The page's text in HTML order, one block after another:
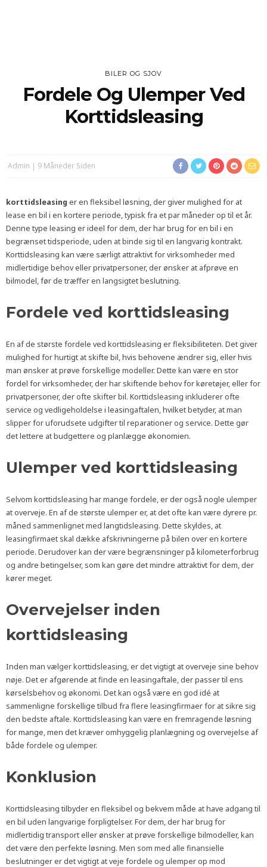
BILER OG SJOV
Fordele Og Ulemper Ved
Korttidsleasing
Admin 9 Måneder Siden
korttidsleasing er en fleksibel løsning, der giver mulighed for at
lease en bil i en kortere periode, typisk fra et par måneder op til et år.
Denne type leasing er ideel for dem, der har brug for en bil i en
begrænset tidsperiode, uden at binde sig til en langvarig kontrakt.
Korttidsleasing kan være særligt attraktivt for virksomheder med
midlertidige behov eller privatpersoner, der ønsker at afprøve en
bilmodel, før de træffer en langsigtet beslutning.
Fordele ved korttidsleasing
En af de største fordele ved korttidsleasing er fleksibiliteten. Det giver
mulighed for hurtigt at skifte bil, hvis behovene ændrer sig, eller hvis
man ønsker at prøve forskellige modeller. Dette kan være en stor
fordel for virksomheder, der har skiftende behov for køretøjer, eller for
privatpersoner, der ofte skifter bil. Korttidsleasing inkluderer ofte
service og vedligeholdelse i leasingaftalen, hvilket betyder, at man
slipper for uforudsete udgifter til reparationer og service. Dette gør
det lettere at budgettere og planlægge økonomien.
Ulemper ved korttidsleasing
Selvom korttidsleasing har mange fordele, er der også nogle ulemper
at overveje. En af de største ulemper er, at det ofte kan være dyrere pr.
måned sammenlignet med langtidsleasing. Dette skyldes, at
leasingfirmaet skal dække afskrivningerne på bilen over en kortere
periode. Derudover kan der være begrænsninger på kilometerforbrug
og andre betingelser, som kan gøre det mindre attraktivt for dem, der
kører meget.
Overvejelser inden
korttidsleasing
Inden man vælger korttidsleasing, er det vigtigt at overveje sine behov
nøje. Det er afgørende at finde en leasingaftale, der passer til ens
kørselsbehov og økonomi. Det kan også være en god idé at
sammenligne forskellige tilbud fra flere leasingfirmaer for at sikre sig
den bedste aftale. Korttidsleasing kan være en fremragende løsning
for mange, men det kræver omhyggelig planlægning og overvejelse af
både fordele og ulemper.
Konklusion
Korttidsleasing tilbyder en fleksibel og bekvem måde at have adgang til
en bil uden langvarige forpligtelser. For dem, der har brug for
midlertidig transport eller ønsker at prøve forskellige bilmodeller, kan
det være den perfekte løsning. Men som med alle finansielle
beslutninger er det vigtigt at veje fordele og ulemper op mod